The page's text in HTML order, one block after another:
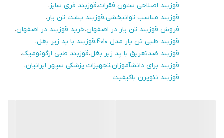
فری‌سایز بوده و برای تمام سنین قابل استفاده است.
👥 قوزبند تن‌یار برای چه کسانی مناسب است؟
✅ افرادی که دچار قوز یا افتادگی شانه‌ها هستند
✅ کسانی که مدت طولانی پشت میز یا کامپیوتر می‌نشینند
✅ دانش‌آموزان و کارمندان دارای وضعیت بدنی ناصحیح هنگام نشستن
قوزبند اصلاحی ستون فقرات،قوزبند فری سایز،
قوزبند مناسب توانبخشی،قوزبند پشت تن یار،
فروش قوزبند تن یار در اصفهان،خرید قوزبند در اصفهان،
قوزبند طبی تن یار مدل 4010
،قوزبند با پد زیر بغل،
قوزبند ضدتعریق با پد زیر بغل،قوزبند طبی ارگونومیک،
قوزبند برای دانشآموزان،تجهیزات پزشکی سپهر ایرانیان،
قوزبند نئوپرن باکیفیت